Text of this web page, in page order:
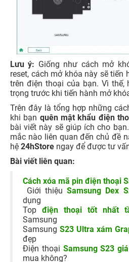
Lưu ý: Giống như cách mở
reset, cách mở khóa này sẽ tiến
trên điện thoại của bạn. Vì
trọng trước khi tiến hành mở
Trên đây là tổng hợp những
khi bạn quên mật khẩu điện
bài viết này sẽ giúp ích cho
mắc nào liên quan đến chủ đề
hệ 24hStore ngay để được tư
Bài viết liên quan:
Cách xóa mã pin điện thoại
Giới thiệuSamsung Dex
dụng
Top điện thoại tốt nhất
Samsung
Samsung S23 Ultra xám
đẹp
Điện thoại Samsung S23
mua không?